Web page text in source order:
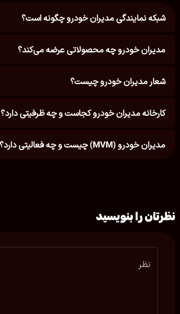
شبکه نمایندگی مدیران خودرو چگونه است؟
مدیران خودرو چه محصولاتی عرضه می‌کند؟
شعار مدیران خودرو چیست؟
کارخانه مدیران خودرو کجاست و چه ظرفیتی دارد؟
مدیران خودرو (MVM) چیست و چه فعالیتی دارد؟
نظرتان را بنویسید
نظر